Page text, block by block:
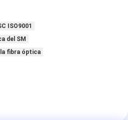
ISO9001
del SM
fibra óptica